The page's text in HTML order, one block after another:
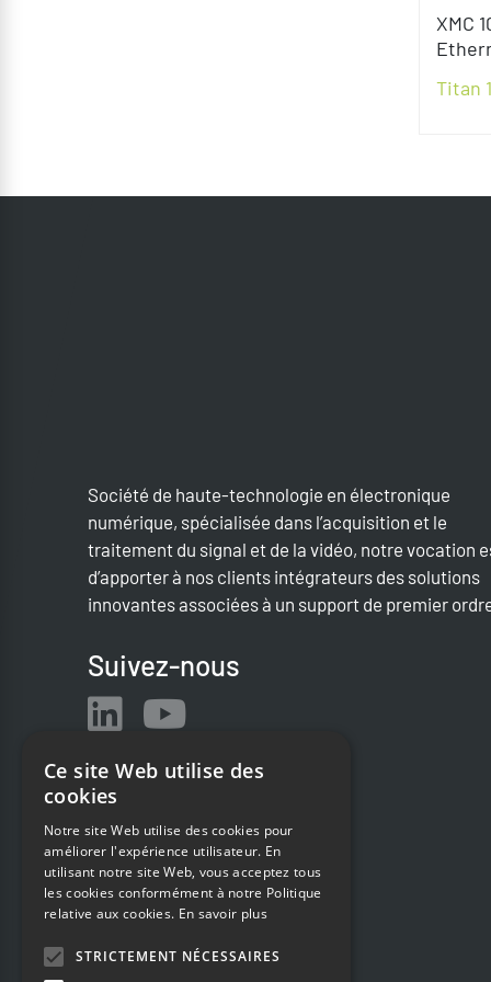
XMC
Titan
Société de haute-technologie en électronique
numérique, spécialisée dans l’acquisition et le
traitement du signal et de la vidéo, notre vocation
d’apporter à nos clients intégrateurs des solutions
innovantes associées à un support de premier
Suivez-nous
Ce site Web utilise des
cookies
Notre site Web utilise des cookies pour
améliorer l'expérience utilisateur. En
utilisant notre site Web, vous acceptez tous
les cookies conformément à notre Politique
relative aux cookies. En savoir plus
STRICTEMENT NÉCESSAIRES